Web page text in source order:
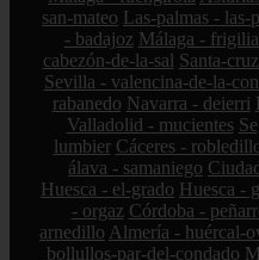
san-mateo Las-palmas - las-
- badajoz Málaga -
cabezón-de-la-sal Santa-
Sevilla - valencina-de-la-
rabanedo Navarra - deierri
Valladolid - mucientes
lumbier Cáceres -
álava - samaniego
Huesca - el-grado Huesca -
- orgaz Córdoba -
arnedillo Almería - huércal-
bollullos-par-del-condado